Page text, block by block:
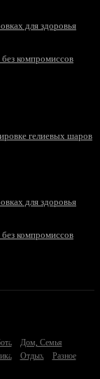
для здоровья
компромиссов
гелиевых шаров
для здоровья
компромиссов
Дом, Семья
Отдых Разное